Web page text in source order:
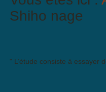
Shiho nage
" L’étude consiste à essayer